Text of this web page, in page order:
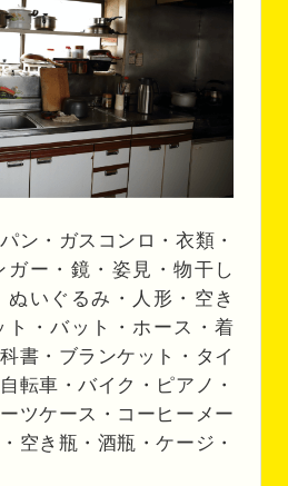
ン・ガスコンロ・衣類・
ー・鏡・姿見・物干し
いぐるみ・人形・空き
・バット・ホース・着
書・ブランケット・タイ
転車・バイク・ピアノ・
ツケース・コーヒーメー
空き瓶・酒瓶・ケージ・